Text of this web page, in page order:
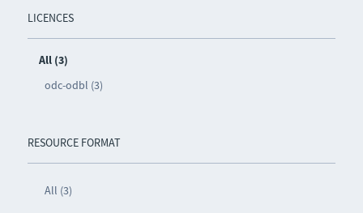
LICENCES
All (3)
odc-odbl (3)
RESOURCE FORMAT
All (3)